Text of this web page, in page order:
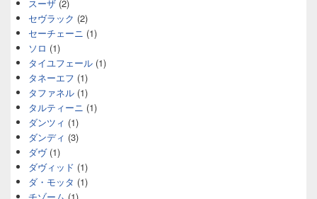
スーザ (2)
セヴラック (2)
セーチェーニ (1)
ソロ (1)
タイユフェール (1)
タネーエフ (1)
タファネル (1)
タルティーニ (1)
ダンツィ (1)
ダンディ (3)
ダヴ(1)
ダヴィッド (1)
ダ・モッタ (1)